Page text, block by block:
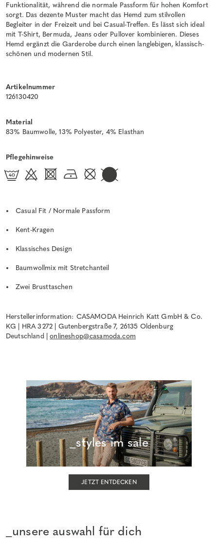
Funktionalität, während die normale Passform für hohen Komfort
sorgt. Das dezente Muster macht das Hemd zum stilvollen
Begleiter in der Freizeit und bei Casual-Treffen. Es lässt sich ideal
mit T-Shirt, Bermuda, Jeans oder Pullover kombinieren. Dieses
Hemd ergänzt die Garderobe durch einen langlebigen, klassisch-
schönen und modernen Stil.
Artikelnummer
126130420
Material
83% Baumwolle, 13% Polyester, 4% Elasthan
Pflegehinweise
Casual Fit / Normale Passform
Kent-Kragen
Klassisches Design
Baumwollmix mit Stretchanteil
Zwei Brusttaschen
Herstellerinformation: CASAMODA Heinrich Katt GmbH & Co.
KG | HRA 3272 | Gutenbergstraße 7, 26135 Oldenburg
Deutschland |onlineshop@casamoda.com
_styles im sale
JETZT ENTDECKEN
_unsere auswahl für dich